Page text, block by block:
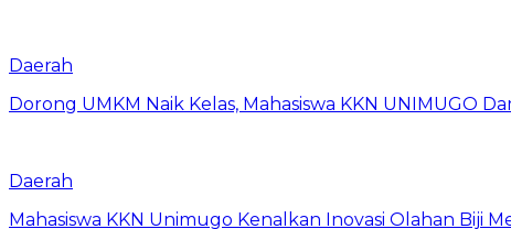
Daerah
Dorong UMKM Naik Kelas, Mahasiswa KKN UNIMUGO
Daerah
Mahasiswa KKN Unimugo Kenalkan Inovasi Olahan Biji